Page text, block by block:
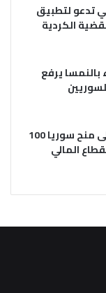
تدعو لتطبيق
الكردية
يرفع
البنك الدولي يوافق على منح سوريا 100
المالي